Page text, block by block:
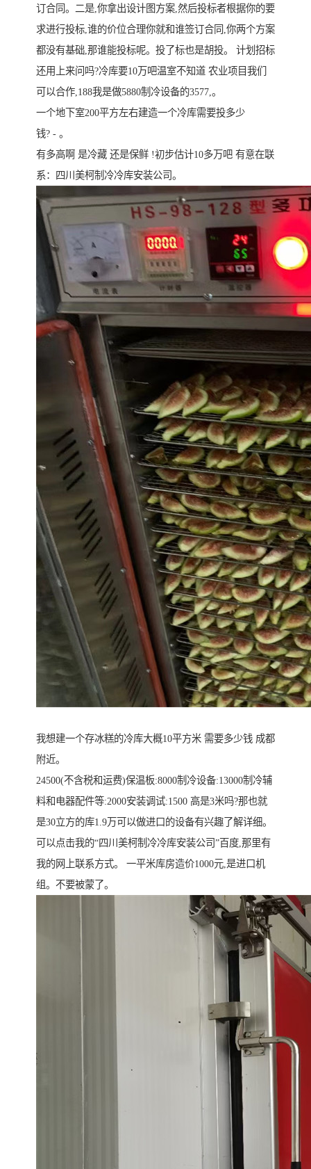
订合同。二是,你拿出设计图方案,然后投标者根据你的要
求进行投标,谁的价位合理你就和谁签订合同,你两个方案
都没有基础,那谁能投标呢。投了标也是胡投。 计划招标
还用上来问吗?冷库要10万吧温室不知道 农业项目我们
可以合作,188我是做5880制冷设备的3577,。
一个地下室200平方左右建造一个冷库需要投多少
钱? - 。
有多高啊 是冷藏 还是保鲜 !初步估计10多万吧 有意在联
系：四川美柯制冷冷库安装公司。
我想建一个存冰糕的冷库大概10平方米 需要多少钱 成都
附近。
24500(不含税和运费)保温板:8000制冷设备:13000制冷辅
料和电器配件等:2000安装调试:1500 高是3米吗?那也就
是30立方的库1.9万可以做进口的设备有兴趣了解详细。
可以点击我的“四川美柯制冷冷库安装公司”百度,那里有
我的网上联系方式。 一平米库房造价1000元,是进口机
组。不要被蒙了。